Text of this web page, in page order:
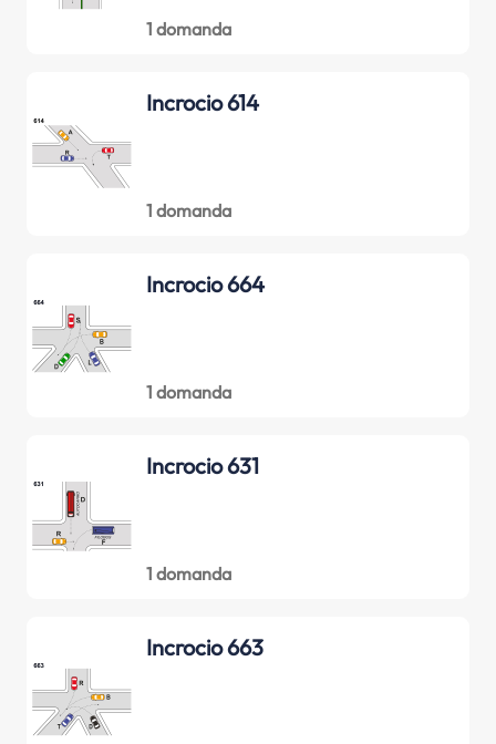
1 domanda
Incrocio 614
1 domanda
Incrocio 664
1 domanda
Incrocio 631
1 domanda
Incrocio 663